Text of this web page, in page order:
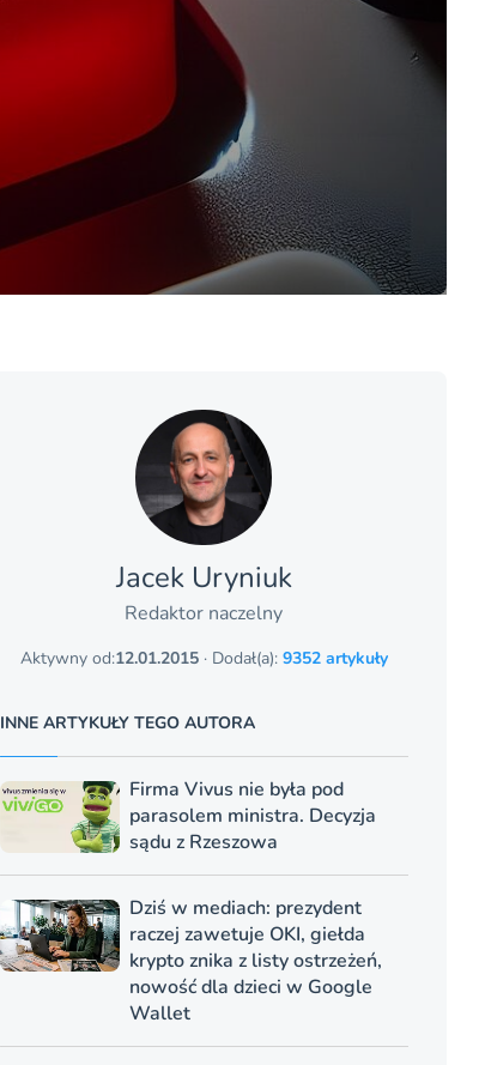
Jacek Uryniuk
Redaktor naczelny
Aktywny od:12.01.2015· Dodał(a): 9352 artykuły
INNE ARTYKUŁY TEGO AUTORA
Firma Vivus nie była pod
parasolem ministra. Decyzja
sądu z Rzeszowa
Dziś w mediach: prezydent
raczej zawetuje OKI, giełda
krypto znika z listy ostrzeżeń,
nowość dla dzieci w Google
Wallet